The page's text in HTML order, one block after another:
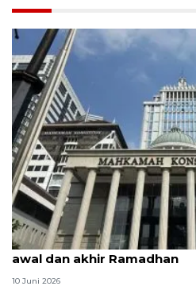
MK uji materi UU Peradilan
awal dan akhir Ramadhan
10 Juni 2026